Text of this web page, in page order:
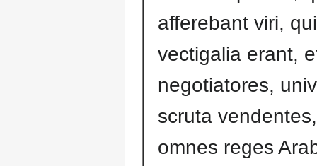
afferebant viri,
vectigalia erant,
negotiatores,
scruta
omnes reges